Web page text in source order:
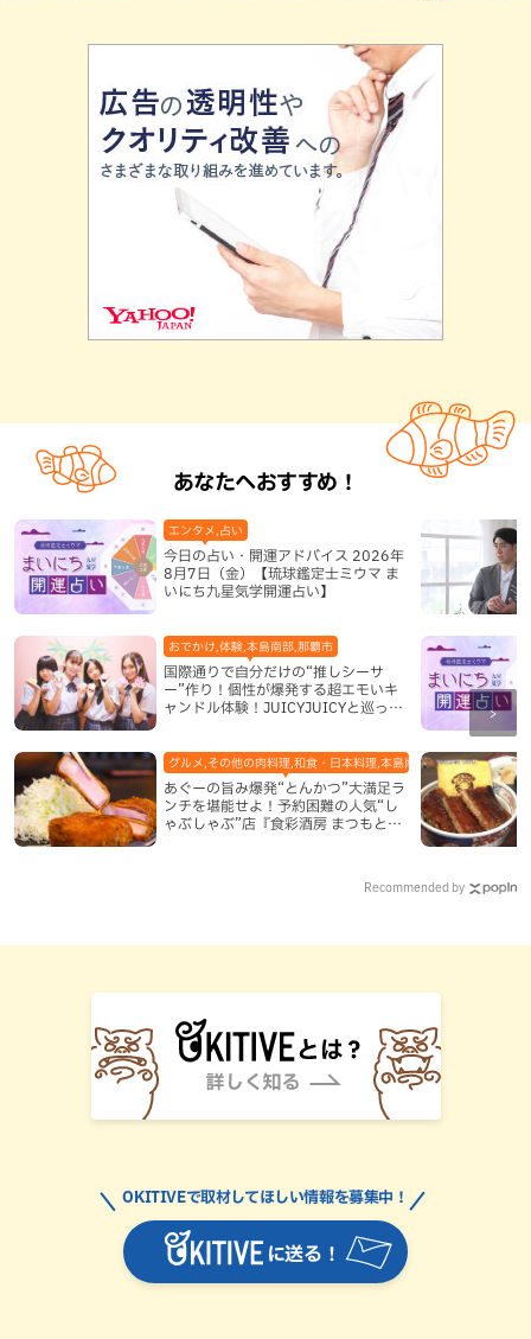
あなたへおすすめ！
今日の占い・開運アドバイス 2026年
8月7日（金）【琉球鑑定士ミウマ ま
いにち九星気学開運占い】
エンタメ,占い
国際通りで自分だけの“推しシーサ
ー”作り！個性が爆発する超エモいキ
ャンドル体験！JUICYJUICYと巡って
おでかけ,体験,本島南部,那覇市
あぐーの旨み爆発“とんかつ”大満足ラ
ンチを堪能せよ！予約困難の人気“し
ゃぶしゃぶ”店『食彩酒房 まつもと』
グルメ,その他の肉料理,和食・日本料理,本島南部,那覇市
Recommended by
に送る！
OKITIVEで取材してほしい情報を募集中！